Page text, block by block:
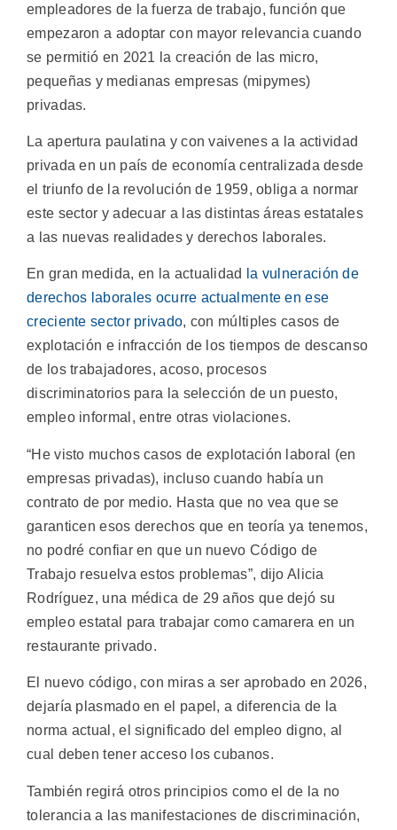
empleadores de la fuerza de trabajo, función que
empezaron a adoptar con mayor relevancia cuando
se permitió en 2021 la creación de las micro,
pequeñas y medianas empresas (mipymes)
privadas.
La apertura paulatina y con vaivenes a la actividad
privada en un país de economía centralizada desde
el triunfo de la revolución de 1959, obliga a normar
este sector y adecuar a las distintas áreas estatales
a las nuevas realidades y derechos laborales.
En gran medida, en la actualidad
la vulneración de
derechos laborales ocurre actualmente en ese
creciente sector privado, con múltiples casos de
explotación e infracción de los tiempos de descanso
de los trabajadores, acoso, procesos
discriminatorios para la selección de un puesto,
empleo informal, entre otras violaciones.
“He visto muchos casos de explotación laboral (en
empresas privadas), incluso cuando había un
contrato de por medio. Hasta que no vea que se
garanticen esos derechos que en teoría ya tenemos,
no podré confiar en que un nuevo Código de
Trabajo resuelva estos problemas”, dijo Alicia
Rodríguez, una médica de 29 años que dejó su
empleo estatal para trabajar como camarera en un
restaurante privado.
El nuevo código, con miras a ser aprobado en 2026,
dejaría plasmado en el papel, a diferencia de la
norma actual, el significado del empleo digno, al
cual deben tener acceso los cubanos.
También regirá otros principios como el de la no
tolerancia a las manifestaciones de discriminación,